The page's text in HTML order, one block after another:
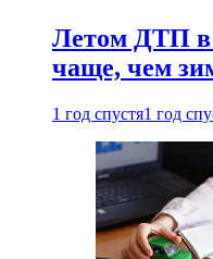
Летом ДТП в
чаще, чем
1 год спустя1 год